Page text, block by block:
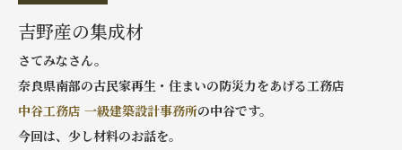
吉野産の集成材
さてみなさん。
奈良県南部の古民家再生・住まいの防災力をあげる工務店
中谷工務店 一級建築設計事務所の中谷です。
今回は、少し材料のお話を。